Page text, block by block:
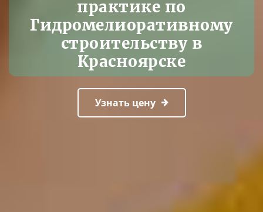
практике по
Гидромелиоративному
строительству в
Красноярске
Узнать цену